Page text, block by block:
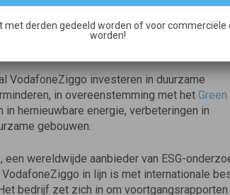
VodafoneZiggo investeren in duurzame
in overeenstemming met het Green
hernieuwbare energie, verbeteringen in
gebouwen.
wereldwijde aanbieder van ESG-
in lijn is met internationale
bedrijf zet zich in om voortgangsrapporten
met derden gedeeld worden of voor commerciële
worden!